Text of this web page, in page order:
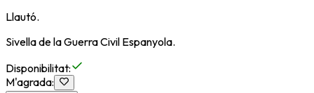
Llautó.
Sivella de la Guerra Civil Espanyola.
Disponibilitat:
M'agrada: